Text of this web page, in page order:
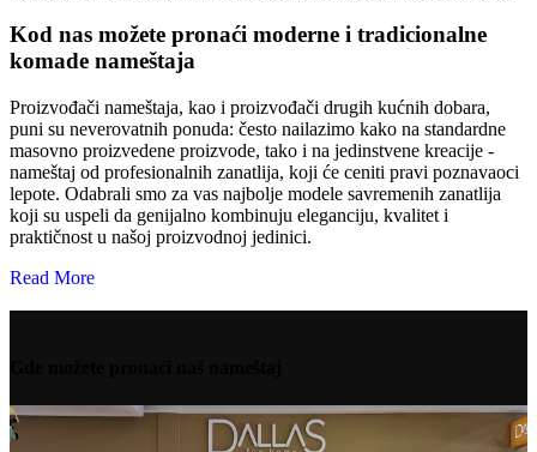
Kod nas možete pronaći moderne i tradicionalne
komade nameštaja
Proizvođači nameštaja, kao i proizvođači drugih kućnih dobara,
puni su neverovatnih ponuda: često nailazimo kako na standardne
masovno proizvedene proizvode, tako i na jedinstvene kreacije -
nameštaj od profesionalnih zanatlija, koji će ceniti pravi poznavaoci
lepote. Odabrali smo za vas najbolje modele savremenih zanatlija
koji su uspeli da genijalno kombinuju eleganciju, kvalitet i
praktičnost u našoj proizvodnoj jedinici.
Read More